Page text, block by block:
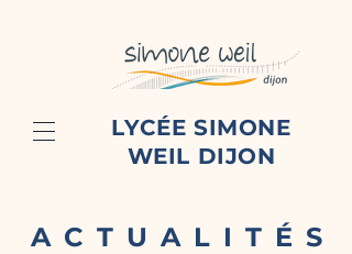
LYCÉE SIMONE
WEIL DIJON
ACTUALITÉS